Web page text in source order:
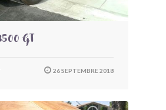
GT
26 SEPTEMBRE 2018